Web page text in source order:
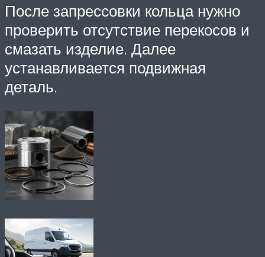
После запрессовки кольца нужно
проверить отсутствие перекосов и
смазать изделие. Далее
устанавливается подвижная
деталь.